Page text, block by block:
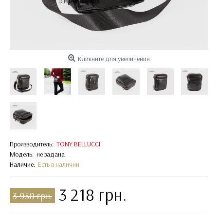
Кликните для увеличения
Производитель: TONY BELLUCCI
Модель: не задана
Наличие: Есть в наличии
3 950 грн. 3 218 грн.